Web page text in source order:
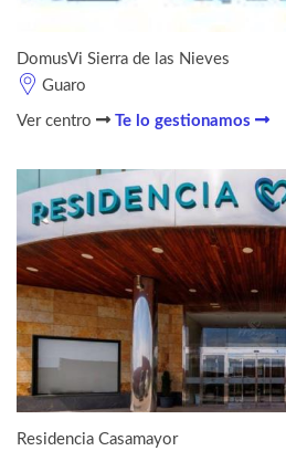
DomusVi Sierra de las Nieves
Guaro
Ver centro Te lo gestionamos
Residencia Casamayor